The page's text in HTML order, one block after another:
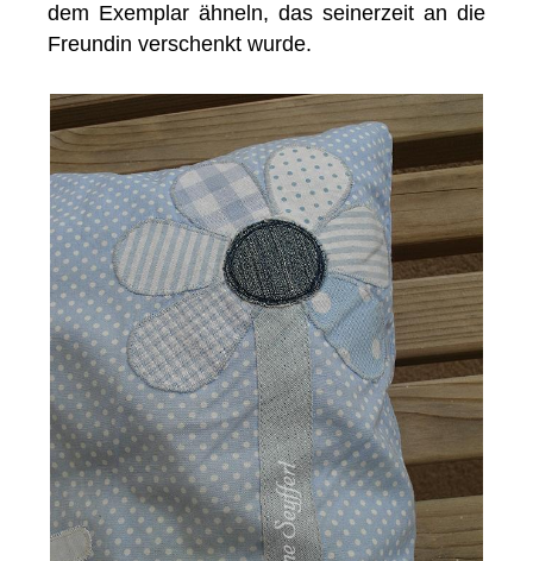
dem Exemplar ähneln, das seinerzeit an die
Freundin verschenkt wurde.